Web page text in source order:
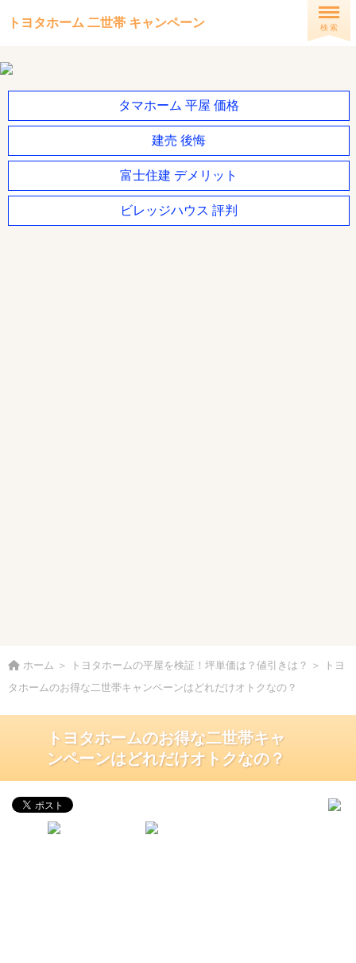
トヨタホーム 二世帯 キャンペーン 検 索
タマホーム 平屋 価格
建売 後悔
富士住建 デメリット
ビレッジハウス 評判
ホーム ＞ トヨタホームの平屋を検証！坪単価は？値引きは？ ＞
トヨ
タホームのお得な二世帯キャンペーンはどれだけオトクなの？
トヨタホームのお得な二世帯キャ
ンペーンはどれだけオトクなの？